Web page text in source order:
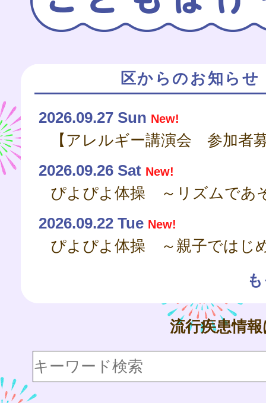
区からのお知らせ
2026.09.27 Sun New!
2026.09.26 Sat New!
ぴよぴよ体操 ～リズムであ
2026.09.22 Tue New!
流行疾患情